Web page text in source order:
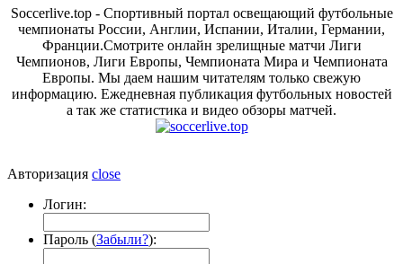
Soccerlive.top - Спортивный портал освещающий футбольные
чемпионаты России, Англии, Испании, Италии, Германии,
Франции.Смотрите онлайн зрелищные матчи Лиги
Чемпионов, Лиги Европы, Чемпионата Мира и Чемпионата
Европы. Мы даем нашим читателям только свежую
информацию. Ежедневная публикация футбольных новостей
а так же статистика и видео обзоры матчей.
Авторизация close
Логин:
Пароль (Забыли?):